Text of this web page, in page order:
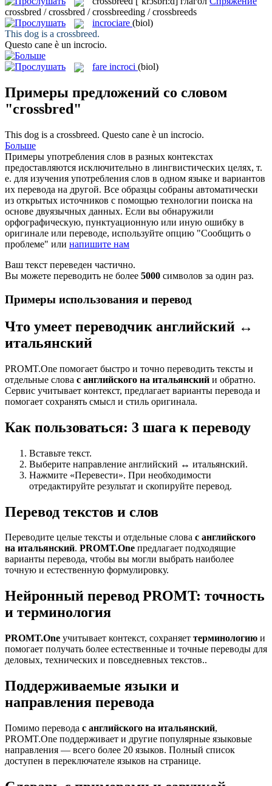
crossbred / crossbred / crossbreeding / crossbreeds
incrociare (biol)
This dog is a crossbreed.
Questo cane è un incrocio.
fare incroci (biol)
Примеры предложений со словом
"crossbred"
This dog is a crossbreed. Questo cane è un incrocio.
Больше
Примеры употребления слов в разных контекстах
предоставляются исключительно в лингвистических целях, т.
е. для изучения употребления слов в одном языке и вариантов
их перевода на другой. Все образцы собраны автоматически
из открытых источников с помощью технологии поиска на
основе двуязычных данных. Если вы обнаружили
орфографическую, пунктуационную или иную ошибку в
оригинале или переводе, используйте опцию "Сообщить о
проблеме" или напишите нам
Ваш текст переведен частично.
Вы можете переводить не более 5000 символов за один раз.
Примеры использования и перевод
Что умеет переводчик английский ↔
итальянский
PROMT.One помогает быстро и точно переводить тексты и
отдельные слова с английского на итальянский и обратно.
Сервис учитывает контекст, предлагает варианты перевода и
помогает сохранять смысл и стиль оригинала.
Как пользоваться: 3 шага к переводу
Вставьте текст.
Выберите направление английский ↔ итальянский.
Нажмите «Перевести». При необходимости
отредактируйте результат и скопируйте перевод.
Перевод текстов и слов
Переводите целые тексты и отдельные слова с английского
на итальянский. PROMT.One предлагает подходящие
варианты перевода, чтобы вы могли выбрать наиболее
точную и естественную формулировку.
Нейронный перевод PROMT: точность
и терминология
PROMT.One учитывает контекст, сохраняет терминологию и
помогает получать более естественные и точные переводы для
деловых, технических и повседневных текстов..
Поддерживаемые языки и
направления перевода
Помимо перевода с английского на итальянский,
PROMT.One поддерживает и другие популярные языковые
направления — всего более 20 языков. Полный список
доступен в переключателе языков на странице.